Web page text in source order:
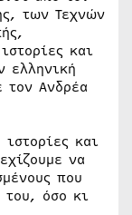
των Τεχνών
και
ελληνική
τον Ανδρέα
και
να
που
του, όσο κι